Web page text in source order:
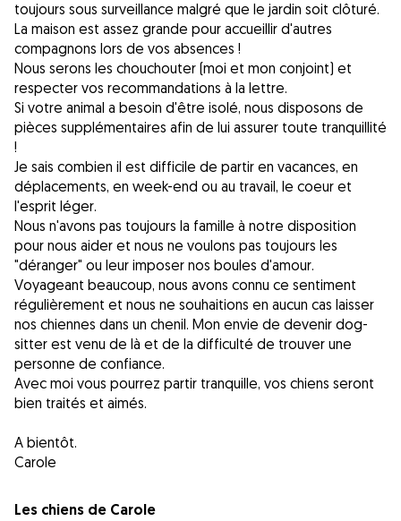
toujours sous surveillance malgré que le jardin soit clôturé.
La maison est assez grande pour accueillir d'autres
compagnons lors de vos absences !
Nous serons les chouchouter (moi et mon conjoint) et
respecter vos recommandations à la lettre.
Si votre animal a besoin d'être isolé, nous disposons de
pièces supplémentaires afin de lui assurer toute tranquillité
!
Je sais combien il est difficile de partir en vacances, en
déplacements, en week-end ou au travail, le coeur et
l'esprit léger.
Nous n'avons pas toujours la famille à notre disposition
pour nous aider et nous ne voulons pas toujours les
"déranger" ou leur imposer nos boules d'amour.
Voyageant beaucoup, nous avons connu ce sentiment
régulièrement et nous ne souhaitions en aucun cas laisser
nos chiennes dans un chenil. Mon envie de devenir dog-
sitter est venu de là et de la difficulté de trouver une
personne de confiance.
Avec moi vous pourrez partir tranquille, vos chiens seront
bien traités et aimés.
A bientôt.
Carole
Les chiens de Carole